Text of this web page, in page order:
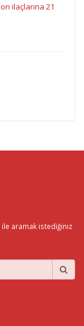
ilaçlarına 21
ile aramak istediğiniz